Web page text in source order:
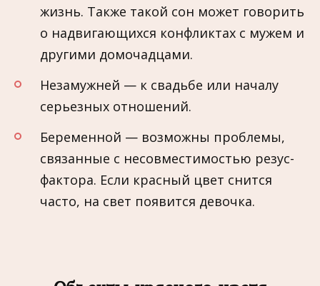
жизнь. Также такой сон может говорить
о надвигающихся конфликтах с мужем и
другими домочадцами.
Незамужней — к свадьбе или началу
серьезных отношений.
Беременной — возможны проблемы,
связанные с несовместимостью резус-
фактора. Если красный цвет снится
часто, на свет появится девочка.